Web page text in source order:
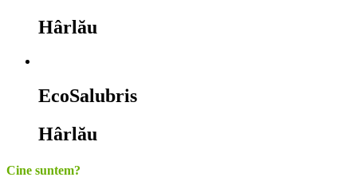
Hârlău
EcoSalubris
Hârlău
Cine suntem?